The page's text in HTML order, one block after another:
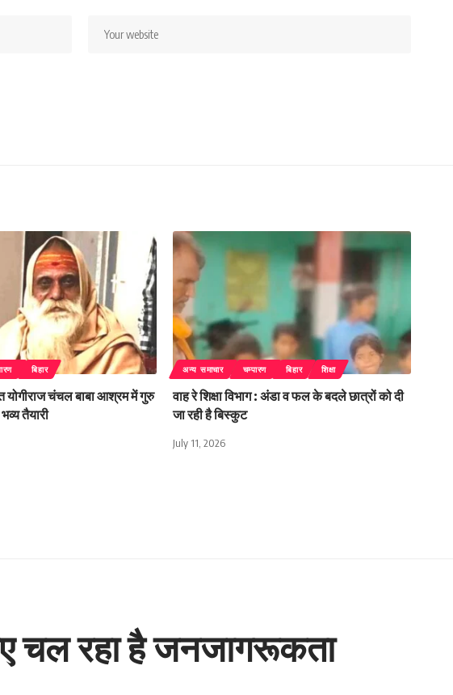
बिहार
योगीराज चंचल बाबा आश्रम में गुरु
तैयारी
अन्य समाचार चम्पारण बिहार शिक्षा
वाह रे शिक्षा विभाग : अंडा व फल के बदले छात्रों को दी
जा रही है बिस्कुट
July 11, 2026
चल रहा है जनजागरूकता